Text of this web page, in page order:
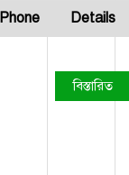
Phone Details
বিস্তারিত